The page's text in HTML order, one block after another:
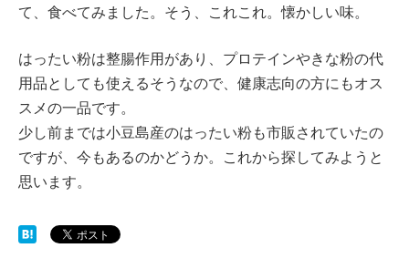
て、食べてみました。そう、これこれ。懐かしい味。
はったい粉は整腸作用があり、プロテインやきな粉の代
用品としても使えるそうなので、健康志向の方にもオス
スメの一品です。
少し前までは小豆島産のはったい粉も市販されていたの
ですが、今もあるのかどうか。これから探してみようと
思います。